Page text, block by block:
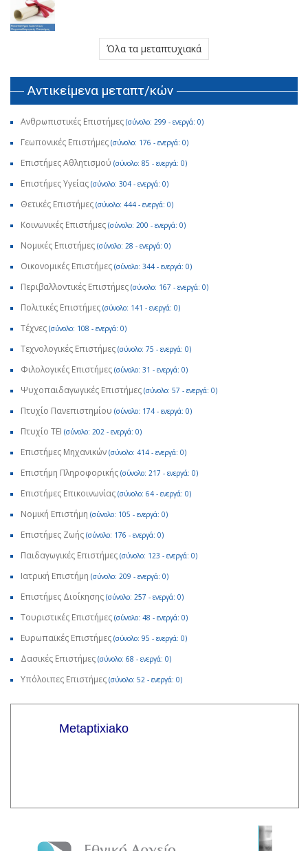
Όλα τα μεταπτυχιακά
Αντικείμενα μεταπτ/κών
Ανθρωπιστικές Επιστήμες (σύνολο: 299 - ενεργά: 0)
Γεωπονικές Επιστήμες (σύνολο: 176 - ενεργά: 0)
Επιστήμες Αθλητισμού (σύνολο: 85 - ενεργά: 0)
Επιστήμες Υγείας (σύνολο: 304 - ενεργά: 0)
Θετικές Επιστήμες (σύνολο: 444 - ενεργά: 0)
Κοινωνικές Επιστήμες (σύνολο: 200 - ενεργά: 0)
Νομικές Επιστήμες (σύνολο: 28 - ενεργά: 0)
Οικονομικές Επιστήμες (σύνολο: 344 - ενεργά: 0)
Περιβαλλοντικές Επιστήμες (σύνολο: 167 - ενεργά: 0)
Πολιτικές Επιστήμες (σύνολο: 141 - ενεργά: 0)
Τέχνες (σύνολο: 108 - ενεργά: 0)
Τεχνολογικές Επιστήμες (σύνολο: 75 - ενεργά: 0)
Φιλολογικές Επιστήμες (σύνολο: 31 - ενεργά: 0)
Ψυχοπαιδαγωγικές Επιστήμες (σύνολο: 57 - ενεργά: 0)
Πτυχίο Πανεπιστημίου (σύνολο: 174 - ενεργά: 0)
Πτυχίο ΤΕΙ (σύνολο: 202 - ενεργά: 0)
Επιστήμες Μηχανικών (σύνολο: 414 - ενεργά: 0)
Επιστήμη Πληροφορικής (σύνολο: 217 - ενεργά: 0)
Επιστήμες Επικοινωνίας (σύνολο: 64 - ενεργά: 0)
Νομική Επιστήμη (σύνολο: 105 - ενεργά: 0)
Επιστήμες Ζωής (σύνολο: 176 - ενεργά: 0)
Παιδαγωγικές Επιστήμες (σύνολο: 123 - ενεργά: 0)
Ιατρική Επιστήμη (σύνολο: 209 - ενεργά: 0)
Επιστήμες Διοίκησης (σύνολο: 257 - ενεργά: 0)
Τουριστικές Επιστήμες (σύνολο: 48 - ενεργά: 0)
Ευρωπαϊκές Επιστήμες (σύνολο: 95 - ενεργά: 0)
Δασικές Επιστήμες (σύνολο: 68 - ενεργά: 0)
Υπόλοιπες Επιστήμες (σύνολο: 52 - ενεργά: 0)